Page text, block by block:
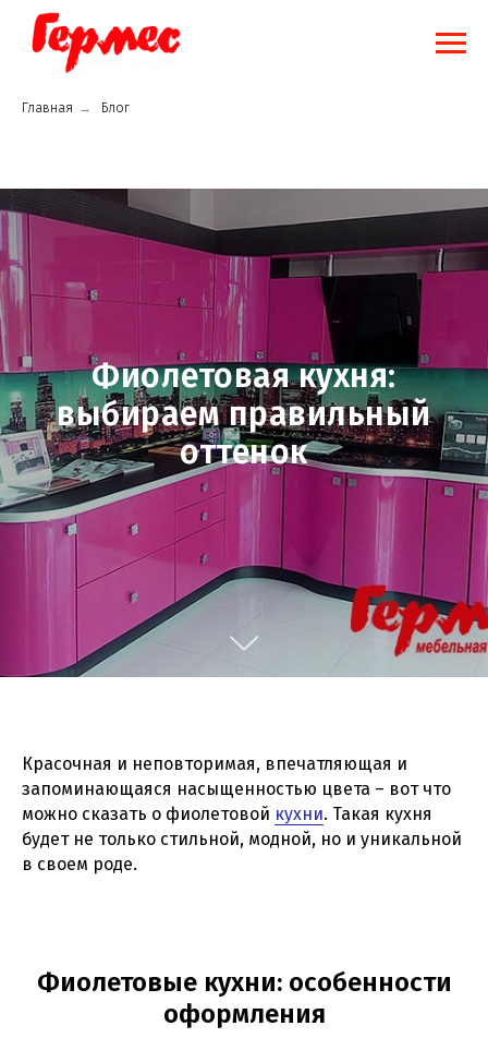
Главная → Блог
Фиолетовая кухня:
выбираем правильный
оттенок
Красочная и неповторимая, впечатляющая и
запоминающаяся насыщенностью цвета – вот что
можно сказать о фиолетовой кухни. Такая кухня
будет не только стильной, модной, но и уникальной
в своем роде.
Фиолетовые кухни: особенности
оформления